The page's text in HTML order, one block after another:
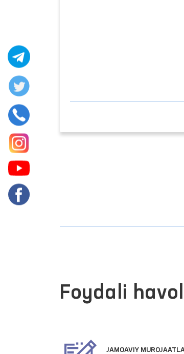
Foydali
JAMOAVIY